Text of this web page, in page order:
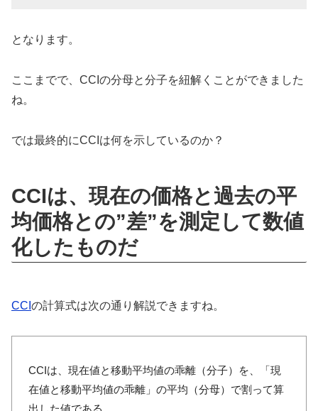
となります。
ここまでで、CCIの分母と分子を紐解くことができました
ね。
では最終的にCCIは何を示しているのか？
CCIは、現在の価格と過去の平
均価格との”差”を測定して数値
化したものだ
CCI の計算式は次の通り解説できますね。
CCIは、現在値と移動平均値の乖離（分子）を、「現
在値と移動平均値の乖離」の平均（分母）で割って算
出した値である